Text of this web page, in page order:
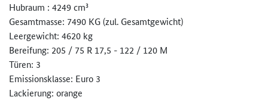
Hubraum : 4249 cm³
Gesamtmasse: 7490 KG (zul. Gesamtgewicht)
Leergewicht: 4620 kg
Bereifung: 205 / 75 R 17,5 - 122 / 120 M
Türen: 3
Emissionsklasse: Euro 3
Lackierung: orange